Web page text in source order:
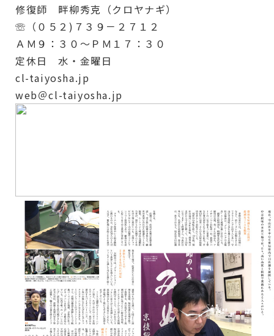
修復師 畔柳秀克（クロヤナギ）
☏（０５２)７３９－２７１２
ＡＭ９：３０～ＰＭ１７：３０
定休日 水・金曜日
cl-taiyosha.jp
web＠cl-taiyosha.jp